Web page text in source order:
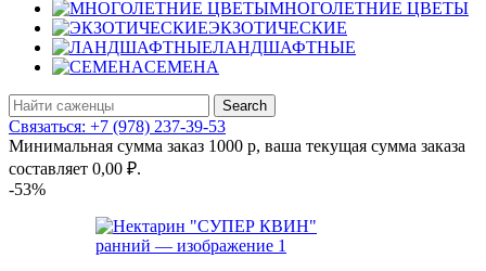
МНОГОЛЕТНИЕ ЦВЕТЫ
ЭКЗОТИЧЕСКИЕ
ЛАНДШАФТНЫЕ
СЕМЕНА
Search
Связаться: +7 (978) 237-39-53
Минимальная сумма заказ 1000 р, ваша текущая сумма заказа
составляет 0,00 ₽.
-53%